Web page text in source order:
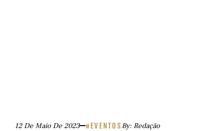
12 De Maio De 2023 #EVENTOSBy: Redação